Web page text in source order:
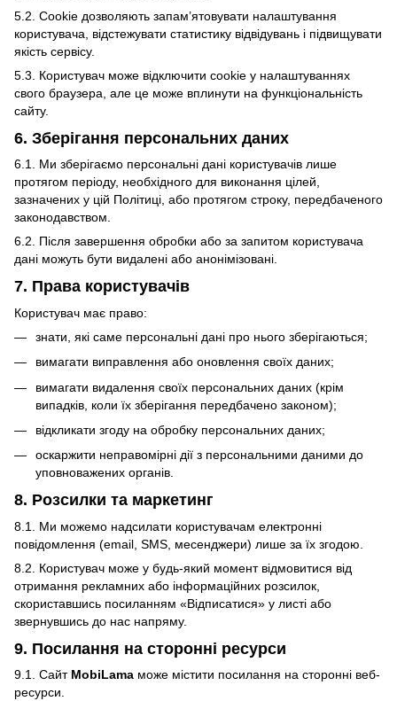
5.2. Cookie дозволяють запам’ятовувати налаштування
користувача, відстежувати статистику відвідувань і підвищувати
якість сервісу.
5.3. Користувач може відключити cookie у налаштуваннях
свого браузера, але це може вплинути на функціональність
сайту.
6. Зберігання персональних даних
6.1. Ми зберігаємо персональні дані користувачів лише
протягом періоду, необхідного для виконання цілей,
зазначених у цій Політиці, або протягом строку, передбаченого
законодавством.
6.2. Після завершення обробки або за запитом користувача
дані можуть бути видалені або анонімізовані.
7. Права користувачів
Користувач має право:
знати, які саме персональні дані про нього зберігаються;
вимагати виправлення або оновлення своїх даних;
вимагати видалення своїх персональних даних (крім
випадків, коли їх зберігання передбачено законом);
відкликати згоду на обробку персональних даних;
оскаржити неправомірні дії з персональними даними до
уповноважених органів.
8. Розсилки та маркетинг
8.1. Ми можемо надсилати користувачам електронні
повідомлення (email, SMS, месенджери) лише за їх згодою.
8.2. Користувач може у будь-який момент відмовитися від
отримання рекламних або інформаційних розсилок,
скориставшись посиланням «Відписатися» у листі або
звернувшись до нас напряму.
9. Посилання на сторонні ресурси
9.1. Сайт MobiLama може містити посилання на сторонні веб-
ресурси.